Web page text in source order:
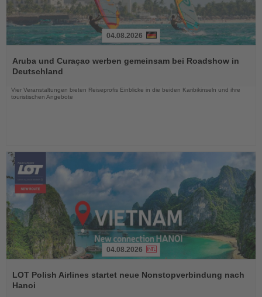
Sie
die
04.08.2026
Aruba und Curaçao werben gemeinsam bei Roadshow in
Deutschland
Vier Veranstaltungen bieten Reiseprofis Einblicke in die beiden Karibikinseln und ihre
touristischen Angebote
Sie
die
04.08.2026
LOT Polish Airlines startet neue Nonstopverbindung nach
Hanoi